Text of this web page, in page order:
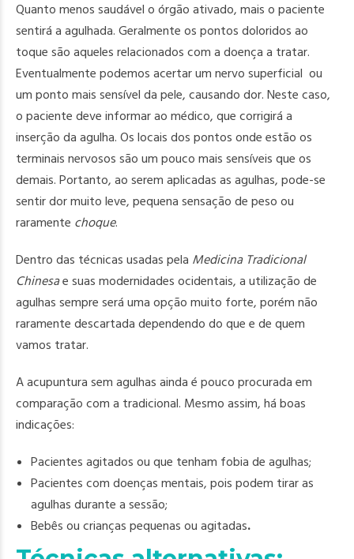
Quanto menos saudável o órgão ativado, mais o paciente
sentirá a agulhada. Geralmente os pontos doloridos ao
toque são aqueles relacionados com a doença a tratar.
Eventualmente podemos acertar um nervo superficial ou
um ponto mais sensível da pele, causando dor. Neste caso,
o paciente deve informar ao médico, que corrigirá a
inserção da agulha. Os locais dos pontos onde estão os
terminais nervosos são um pouco mais sensíveis que os
demais. Portanto, ao serem aplicadas as agulhas, pode-se
sentir dor muito leve, pequena sensação de peso ou
raramente choque.
Dentro das técnicas usadas pela Medicina Tradicional
Chinesae suas modernidades ocidentais, a utilização de
agulhas sempre será uma opção muito forte, porém não
raramente descartada dependendo do que e de quem
vamos tratar.
A acupuntura sem agulhas ainda é pouco procurada em
comparação com a tradicional. Mesmo assim, há boas
indicações:
Pacientes agitados ou que tenham fobia de agulhas;
Pacientes com doenças mentais, pois podem tirar as
agulhas durante a sessão;
Bebês ou crianças pequenas ou agitadas.